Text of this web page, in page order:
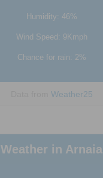
Humidity: 46%
Wind Speed: 9Kmph
Chance for rain: 2%
Weather25
Weather in Arnaia